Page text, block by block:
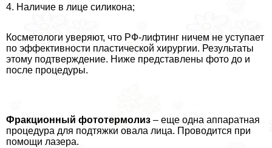
4. Наличие в лице силикона;
Косметологи уверяют, что РФ-лифтинг ничем не уступает
по эффективности пластической хирургии. Результаты
этому подтверждение. Ниже представлены фото до и
после процедуры.
Фpaкционный фототермолиз – еще одна аппаратная
процедypa для подтяжки овала лица. Проводится при
помощи лазера.